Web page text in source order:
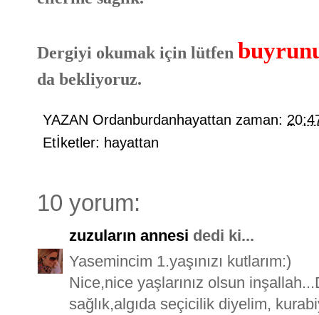
Dergiyi okumak için lütfen
da bekliyoruz.
YAZAN Ordanburdanhayattan zaman:
Etİketler: hayattan
10 yorum:
zuzuların annesi dedi ki...
Yasemincim 1.yaşınızı kutlarım:)
Nice,nice yaşlarınız olsun
sağlık,algıda seçicilik diyelim,